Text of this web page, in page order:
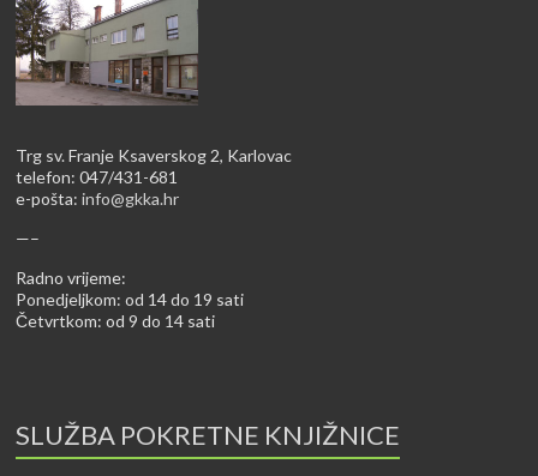
Trg sv. Franje Ksaverskog 2, Karlovac
telefon: 047/431-681
e-pošta:info@gkka.hr
—–
Radno vrijeme:
Ponedjeljkom: od 14 do 19 sati
Četvrtkom: od 9 do 14 sati
SLUŽBA POKRETNE KNJIŽNICE